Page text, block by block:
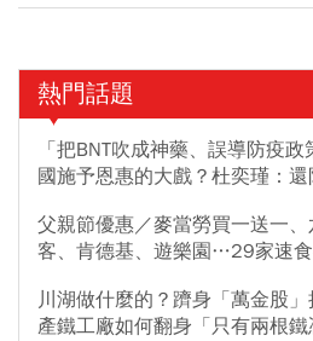
熱門話題
「把BNT吹成神藥、誤導防疫
國施予恩惠的大戲？杜奕瑾：
父親節優惠／麥當勞買一送一
客、肯德基、遊樂園…29家速
川湖做什麼的？躋身「萬金股
產鐵工廠如何翻身「只有兩根